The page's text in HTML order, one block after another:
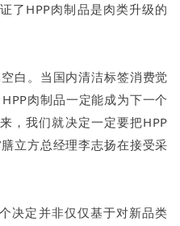
了HPP肉制品是肉类升级的
白。当国内清洁标签消费觉
肉制品一定能成为下一个
，我们就决定一定要把HPP
立方总经理李志扬在接受采
决定并非仅仅基于对新品类